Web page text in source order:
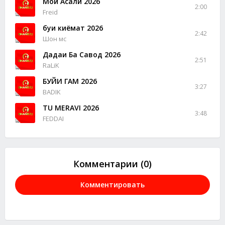
Freid
2:00
буи киёмат 2026
Шон мс
2:42
Дадаи Ба Савод 2026
RaLiK
2:51
БУЙИ ГАМ 2026
BADIK
3:27
TU MERAVI 2026
FEDDAI
3:48
Комментарии (0)
Комментировать